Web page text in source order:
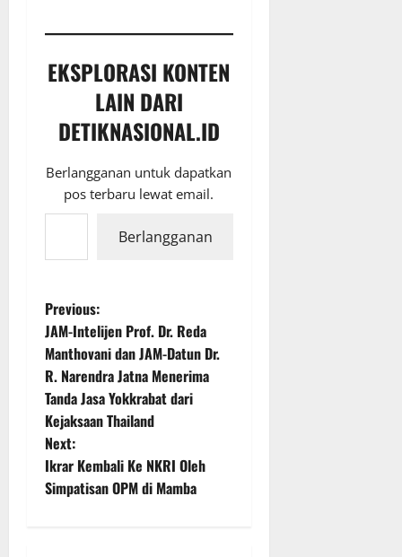
EKSPLORASI KONTEN
LAIN DARI
DETIKNASIONAL.ID
Berlangganan untuk dapatkan
pos terbaru lewat email.
Ketikkan email Anda...
Berlangganan
P
o
s
t
n
a
Previous:
JAM-Intelijen Prof. Dr. Reda
Manthovani dan JAM-Datun Dr.
R. Narendra Jatna Menerima
Tanda Jasa Yokkrabat dari
Kejaksaan Thailand
Next:
Ikrar Kembali Ke NKRI Oleh
Simpatisan OPM di Mamba